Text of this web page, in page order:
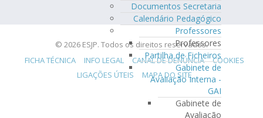
Documentos Secretaria
Calendário Pedagógico
Professores
Professores
Partilha de Ficheiros
Gabinete de
Avaliação Interna -
GAI
Gabinete de
Avaliação
© 2026 ESJP. Todos os direitos reservados.
FICHA TÉCNICA
INFO LEGAL CANAL DE DENÚNCIA
COOKIES
LIGAÇÕES ÚTEIS
MAPA DO SITE